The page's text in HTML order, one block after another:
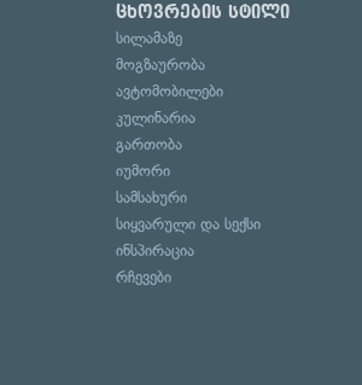
ცხოვრების სტილი
სილამაზე
მოგზაურობა
ავტომობილები
კულინარია
გართობა
იუმორი
სამსახური
სიყვარული და სექსი
ინსპირაცია
რჩევები